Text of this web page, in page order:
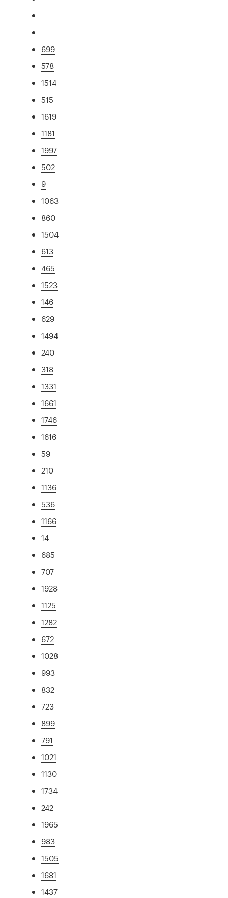
699
578
1514
515
1619
1181
1997
502
9
1063
860
1504
613
465
1523
146
629
1494
240
318
1331
1661
1746
1616
59
210
1136
536
1166
14
685
707
1928
1125
1282
672
1028
993
832
723
899
791
1021
1130
1734
242
1965
983
1505
1681
1437